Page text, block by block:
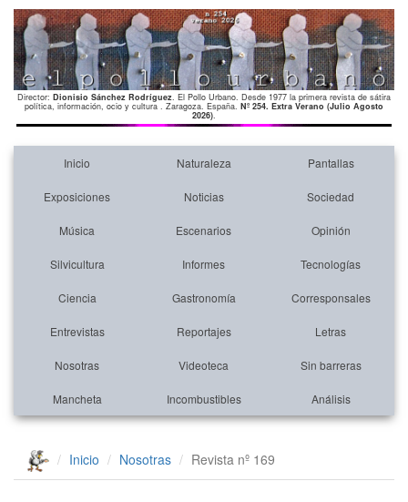
Director: Dionisio Sánchez Rodríguez. El Pollo Urbano. Desde 1977 la primera revista de sátira
política, información, ocio y cultura . Zaragoza. España. Nº 254. Extra Verano (Julio Agosto
2026).
Inicio Naturaleza Pantallas
Exposiciones Noticias Sociedad
Música Escenarios Opinión
Silvicultura Informes Tecnologías
Ciencia Gastronomía Corresponsales
Entrevistas Reportajes Letras
Nosotras Videoteca Sin barreras
Mancheta Incombustibles Análisis
Inicio Nosotras Revista nº 169